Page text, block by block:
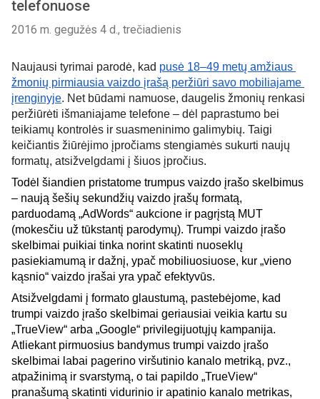
telefonuose
2016 m. gegužės 4 d., trečiadienis
Naujausi tyrimai parodė, kad pusė 18–49 metų amžiaus
žmonių pirmiausia vaizdo įrašą peržiūri savo mobiliajame
įrenginyje. Net būdami namuose, daugelis žmonių renkasi
peržiūrėti išmaniajame telefone – dėl paprastumo bei
teikiamų kontrolės ir suasmeninimo galimybių. Taigi
keičiantis žiūrėjimo įpročiams stengiamės sukurti naujų
formatų, atsižvelgdami į šiuos įpročius.
Todėl šiandien pristatome trumpus vaizdo įrašo skelbimus
– naują šešių sekundžių vaizdo įrašų formatą,
parduodamą „AdWords“ aukcione ir pagrįstą MUT
(mokesčiu už tūkstantį parodymų). Trumpi vaizdo įrašo
skelbimai puikiai tinka norint skatinti nuoseklų
pasiekiamumą ir dažnį, ypač mobiliuosiuose, kur „vieno
kąsnio“ vaizdo įrašai yra ypač efektyvūs.
Atsižvelgdami į formato glaustumą, pastebėjome, kad
trumpi vaizdo įrašo skelbimai geriausiai veikia kartu su
„TrueView“ arba „Google“ privilegijuotųjų kampanija.
Atliekant pirmuosius bandymus trumpi vaizdo įrašo
skelbimai labai pagerino viršutinio kanalo metriką, pvz.,
atpažinimą ir svarstymą, o tai papildo „TrueView“
pranašumą skatinti vidurinio ir apatinio kanalo metrikas,